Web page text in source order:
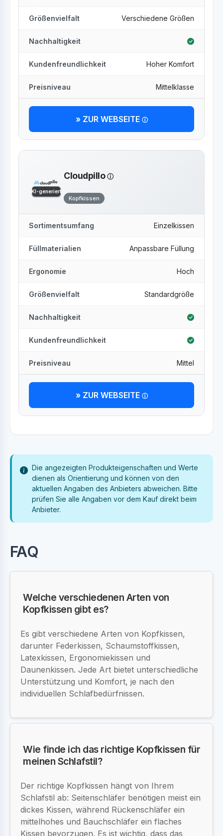
Größenvielfalt Verschiedene Größen
Nachhaltigkeit
Kundenfreundlichkeit Hoher Komfort
Preisniveau Mittelklasse
» ZUR WEBSEITE
KI-generiert
Cloudpillo
Kopfkissen
Sortimentsumfang Einzelkissen
Füllmaterialien Anpassbare Füllung
Ergonomie Hoch
Größenvielfalt Standardgröße
Nachhaltigkeit
Kundenfreundlichkeit
Preisniveau Mittel
» ZUR WEBSEITE
Die angezeigten Produkteigenschaften und Werte
dienen als Orientierung und können von den
aktuellen Angaben des Anbieters abweichen. Bitte
prüfen Sie alle Angaben vor dem Kauf direkt beim
Anbieter.
FAQ
Welche verschiedenen Arten von
Kopfkissen gibt es?
Es gibt verschiedene Arten von Kopfkissen,
darunter Federkissen, Schaumstoffkissen,
Latexkissen, Ergonomiekissen und
Daunenkissen. Jede Art bietet unterschiedliche
Unterstützung und Komfort, je nach den
individuellen Schlafbedürfnissen.
Wie finde ich das richtige Kopfkissen für
meinen Schlafstil?
Der richtige Kopfkissen hängt von Ihrem
Schlafstil ab: Seitenschläfer benötigen meist ein
dickes Kissen, während Rückenschläfer ein
mittelhohes und Bauchschläfer ein flaches
Kissen bevorzugen. Es ist wichtig, dass das